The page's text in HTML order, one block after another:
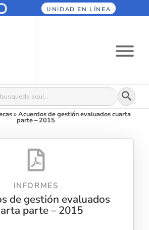
UNIDAD EN LÍNEA
Botón
»Acuerdos de gestión evaluados cuarta
parte – 2015
INFORMES
de gestión evaluados
parte – 2015